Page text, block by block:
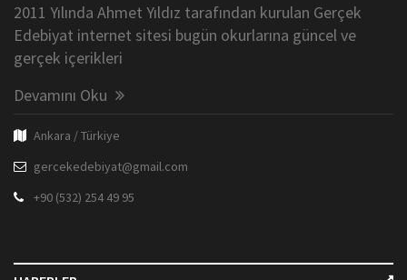
2011 Yılında Ahmet Yıldız tarafından kurulan Gerçek
Edebiyat internet sitesi bugün okurlarına güncel ve
gerçek içerikleri
Devamını Oku
Ankara / Türkiye
gercekedebiyat@gmail.com
+90 (532) 254 49 95